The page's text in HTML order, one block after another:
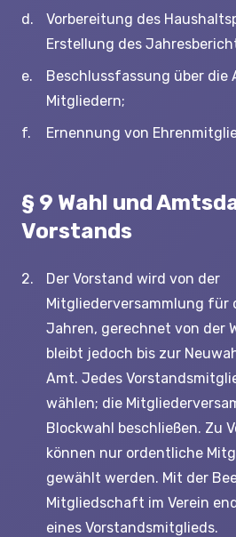
Vorbereitung des
Erstellung des
Beschlussfassung über die
Mitgliedern;
Ernennung von
§ 9 Wahl und
Vorstands
Der Vorstand wird von der
Mitgliederversammlung für
Jahren, gerechnet von der
bleibt jedoch bis zur
Amt. Jedes
wählen; die
Blockwahl beschließen. Zu
können nur ordentliche
gewählt werden. Mit der
Mitgliedschaft im Verein
eines Vorstandsmitglieds.